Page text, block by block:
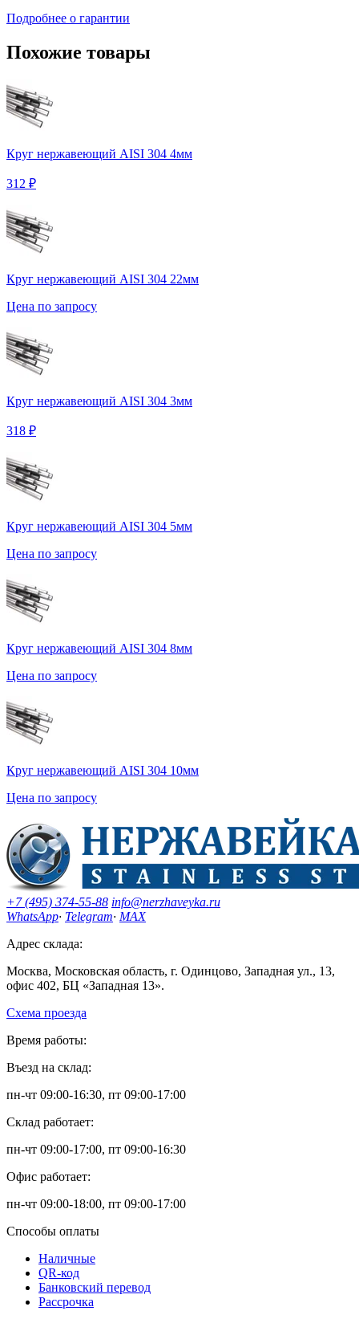
Подробнее о гарантии
Похожие товары
Круг нержавеющий AISI 304 4мм
312 ₽
Круг нержавеющий AISI 304 22мм
Цена по запросу
Круг нержавеющий AISI 304 3мм
318 ₽
Круг нержавеющий AISI 304 5мм
Цена по запросу
Круг нержавеющий AISI 304 8мм
Цена по запросу
Круг нержавеющий AISI 304 10мм
Цена по запросу
+7 (495) 374-55-88 info@nerzhaveyka.ru
WhatsApp· Telegram· MAX
Адрес склада:
Москва, Московская область, г. Одинцово, Западная ул., 13,
офис 402, БЦ «Западная 13».
Схема проезда
Время работы:
Въезд на склад:
пн-чт 09:00-16:30, пт 09:00-17:00
Склад работает:
пн-чт 09:00-17:00, пт 09:00-16:30
Офис работает:
пн-чт 09:00-18:00, пт 09:00-17:00
Способы оплаты
Наличные
QR-код
Банковский перевод
Рассрочка